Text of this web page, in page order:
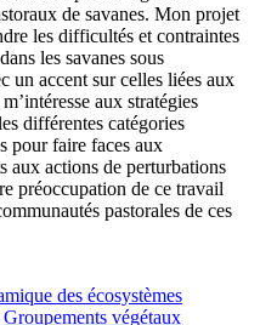
de savanes. Mon projet
les difficultés et contraintes
les savanes sous
un accent sur celles liées aux
aux stratégies
différentes catégories
pour faire faces aux
aux actions de perturbations
préoccupation de ce travail
pastorales de ces
des écosystèmes
Groupements végétaux